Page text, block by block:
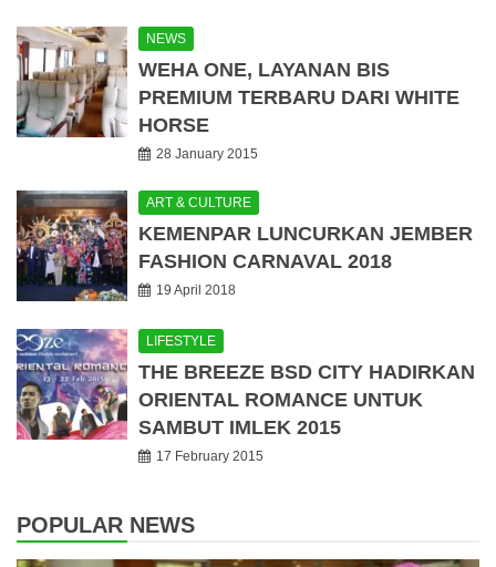
NEWS
WEHA ONE, LAYANAN BIS
PREMIUM TERBARU DARI WHITE
HORSE
28 January 2015
ART & CULTURE
KEMENPAR LUNCURKAN JEMBER
FASHION CARNAVAL 2018
19 April 2018
LIFESTYLE
THE BREEZE BSD CITY HADIRKAN
ORIENTAL ROMANCE UNTUK
SAMBUT IMLEK 2015
17 February 2015
POPULAR NEWS